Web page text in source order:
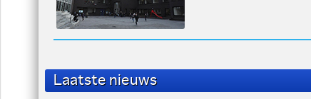
Laatste nieuws